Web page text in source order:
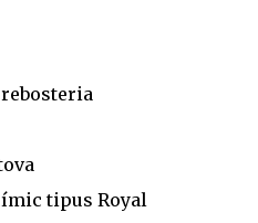
tipus Royal